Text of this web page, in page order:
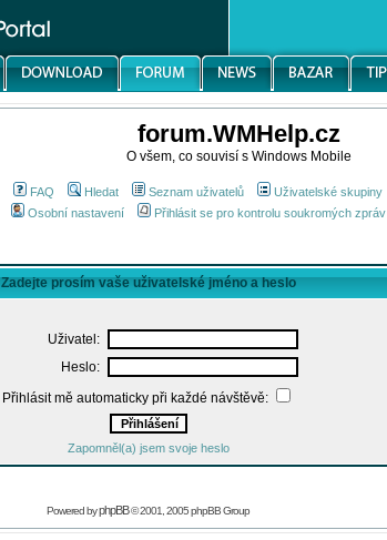
forum.WMHelp.cz
O všem, co souvisí s Windows Mobile
FAQ Hledat Seznam uživatelů Uživatelské skupiny
Osobní nastavení
Přihlásit se pro kontrolu soukromých zpráv
Zadejte prosím vaše uživatelské jméno a heslo
Uživatel:
Heslo:
Přihlásit mě automaticky při každé návštěvě:
Zapomněl(a) jsem svoje heslo
Powered byphpBB© 2001, 2005 phpBB Group